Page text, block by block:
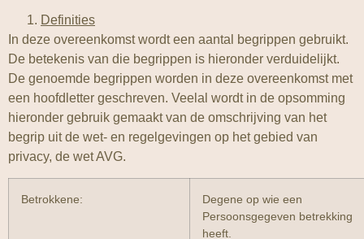
Definities
In deze overeenkomst wordt een aantal begrippen gebruikt.
De betekenis van die begrippen is hieronder verduidelijkt.
De genoemde begrippen worden in deze overeenkomst met
een hoofdletter geschreven. Veelal wordt in de opsomming
hieronder gebruik gemaakt van de omschrijving van het
begrip uit de wet- en regelgevingen op het gebied van
privacy, de wet AVG.
Betrokkene:
Degene op wie een
Persoonsgegeven betrekking
heeft.